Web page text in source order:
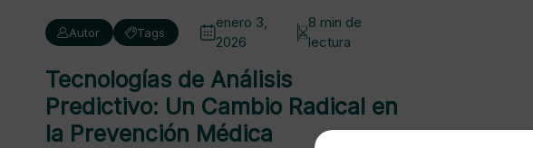
Autor Tags
enero 3,
2026
8 min de
lectura
Tecnologías de Análisis
Predictivo: Un Cambio Radical en
la Prevención Médica